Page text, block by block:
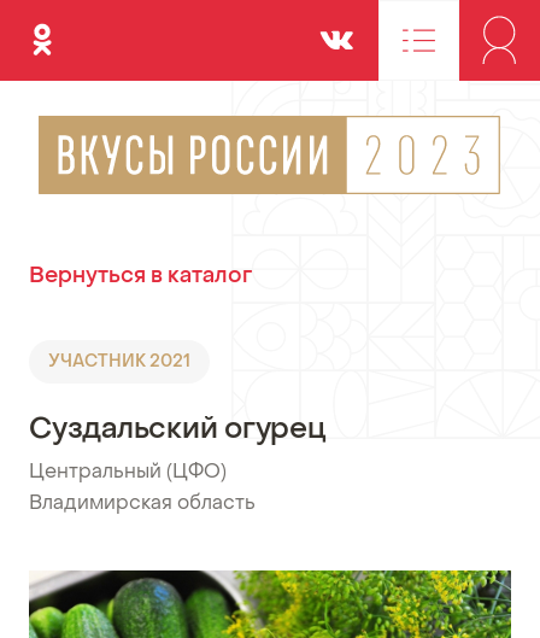
Одноклассники Вконтакте
Вернуться в каталог
УЧАСТНИК 2021
Суздальский огурец
Центральный (ЦФО)
•Владимирская область